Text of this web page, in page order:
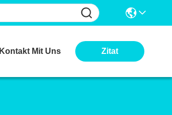
Kontakt Mit Uns Zitat